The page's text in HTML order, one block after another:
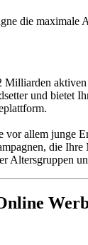
die maximale
Milliarden
und bietet
allem junge
die Ihre
Altersgruppen